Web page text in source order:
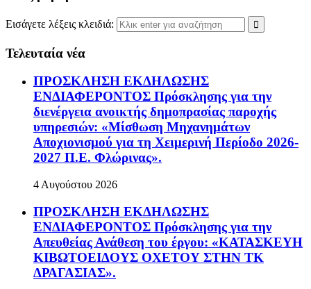
Εισάγετε λέξεις κλειδιά:
Τελευταία νέα
ΠΡΟΣΚΛΗΣΗ ΕΚΔΗΛΩΣΗΣ
ΕΝΔΙΑΦΕΡΟΝΤΟΣ Πρόσκλησης για την
διενέργεια ανοικτής δημοπρασίας παροχής
υπηρεσιών: «Μίσθωση Μηχανημάτων
Αποχιονισμού για τη Χειμερινή Περίοδο 2026-
2027 Π.Ε. Φλώρινας».
4 Αυγούστου 2026
ΠΡΟΣΚΛΗΣΗ ΕΚΔΗΛΩΣΗΣ
ΕΝΔΙΑΦΕΡΟΝΤΟΣ Πρόσκλησης για την
Απευθείας Ανάθεση του έργου: «ΚΑΤΑΣΚΕΥΗ
ΚΙΒΩΤΟΕΙΔΟΥΣ ΟΧΕΤΟΥ ΣΤΗΝ ΤΚ
ΔΡΑΓΑΣΙΑΣ».